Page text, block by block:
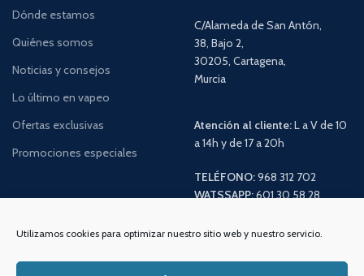
Utilizamos cookies para optimizar nuestro sitio web y nuestro servicio.
Dónde estamos
Quiénes somos
Noticias y consejos
Lo último en vapeo
Ofertas exclusivas
Promociones especiales
C/Alameda de San Antón,
38, Bajo 2,
30205, Cartagena,
Murcia
Atención al cliente:L a V de 10
a 14h y de 17 a 20h
TELÉFONO:968 312 702
WATSSAPP:601 30 58 28